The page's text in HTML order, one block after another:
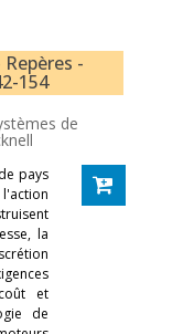
-
154
de
pays
la
et
de